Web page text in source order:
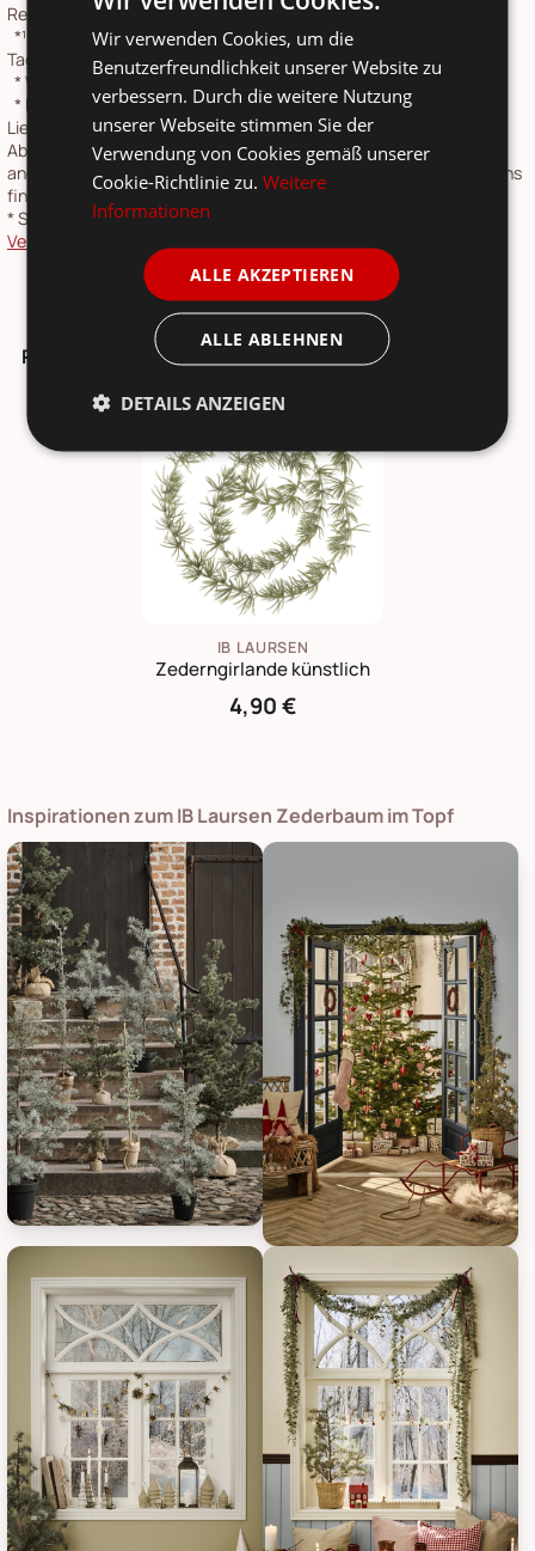
Retourenportal möglich.
*¹
vorher: Entspricht dem niedrigsten Gesamtpreis der letzten 30
Tage vor der Preisherabsetzung in unserem Online-Shop.
*Werktage: Montag bis Freitag
* Lieferzeit ab Versand: 1-2 Werktage Paketlaufzeit. Gilt für
Lieferungen nach Deutschland. Speditionsartikel werden nach
Absprache geliefert, Sendungslaufzeit 4-6 Tage. Lieferzeiten für
andere Länder und Informationen zur Berechnung des Liefertermins
finden Sie in unsererVersandkosten- und Lieferzeiten-Übersicht
*Speditionsartikel: Speditionskosten: siehe
Versandkostenübersicht
Passt dazu ...
IB LAURSEN
Zederngirlande künstlich
4,90 €
Inspirationen zum IB Laursen Zederbaum im Topf
IB Laursen Zederbaum im Topf, Bild 1
IB Laursen Zederbaum im Topf,
Wir verwenden Cookies, um die
Benutzerfreundlichkeit unserer Website zu
verbessern. Durch die weitere Nutzung
unserer Webseite stimmen Sie der
Verwendung von Cookies gemäß unserer
Cookie-Richtlinie zu.Weitere
Informationen
ALLE AKZEPTIEREN
ALLE ABLEHNEN
DETAILS ANZEIGEN